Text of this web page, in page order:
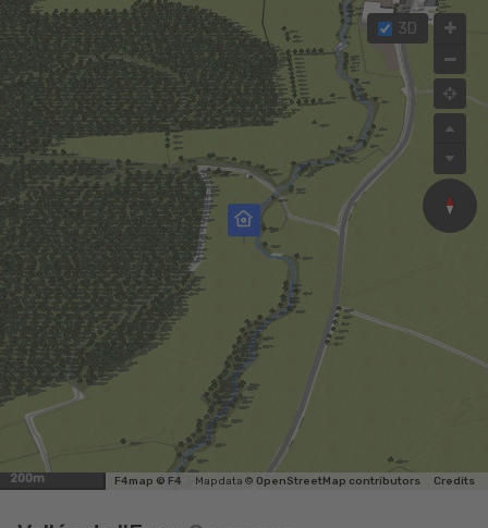
3D
200m F4map © F4 Map data © OpenStreetMap contributors Credits